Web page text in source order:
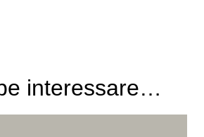
interessare…